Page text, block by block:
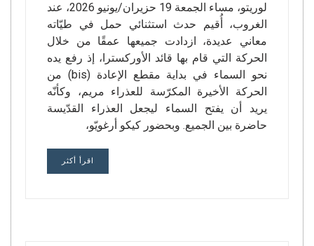
لوريتو، مساء الجمعة 19 حزيران/يونيو 2026، عند
الغروب، أُقيم حدث استثنائي حمل في طيّاته
معاني عديدة، ازدادت جميعها عمقًا من خلال
الحركة التي قام بها قائد الأوركسترا، إذ رفع يده
نحو السماء في بداية مقطع الإعادة (bis) من
الحركة الأخيرة المكرّسة للعذراء مريم، وكأنّه
يريد أن يفتح السماء ليجعل العذراء القدّيسة
حاضرة بين الجميع. وبحضور كيكو أرغويّو،
اقرأ أكثر